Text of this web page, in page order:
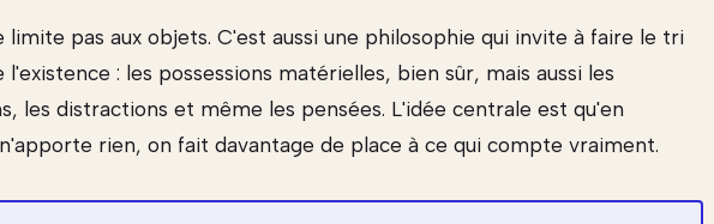
limite pas aux objets. C'est aussi une philosophie qui invite à faire le tri
: les possessions matérielles, bien sûr, mais aussi les
les distractions et même les pensées. L'idée centrale est qu'en
rien, on fait davantage de place à ce qui compte vraiment.